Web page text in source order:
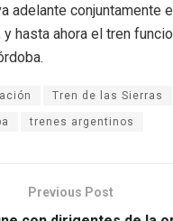
adelante conjuntamente
hasta ahora el tren
Tren de las Sierras
trenes argentinos
Previous Post